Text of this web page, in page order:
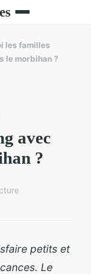
les familles
le morbihan ?
avec
?
petits et
Le